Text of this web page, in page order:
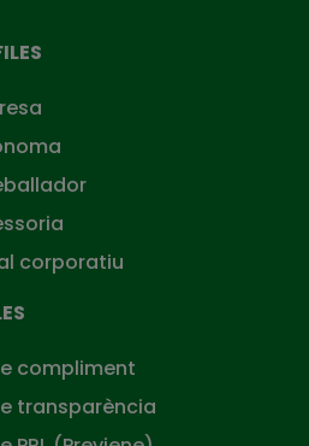
corporatiu
compliment
transparència